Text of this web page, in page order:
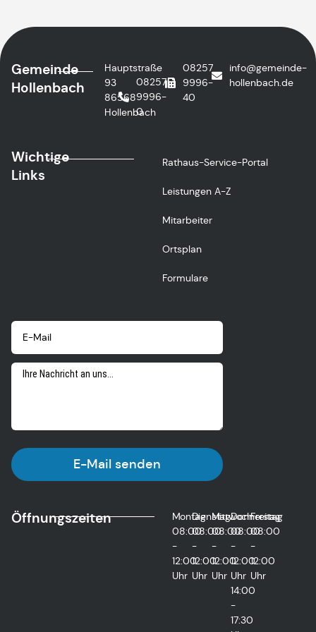
Gemeinde
Hollenbach
Hauptstraße
93
86568
Hollenbach
08257
9996-
0
08257
9996-
40
info@gemeinde-
hollenbach.de
Wichtige
Links
Rathaus-Service-Portal
Leistungen A-Z
Mitarbeiter
Ortsplan
Formulare
E-Mail senden
Öffnungszeiten
Montag
08:00
-
12:00
Uhr
Dienstag
08:00
-
12:00
Uhr
Mittwoch
08:00
-
12:00
Uhr
Donnerstag
08:00
-
12:00
Uhr
14:00
-
17:30
Freitag
08:00
-
12:00
Uhr